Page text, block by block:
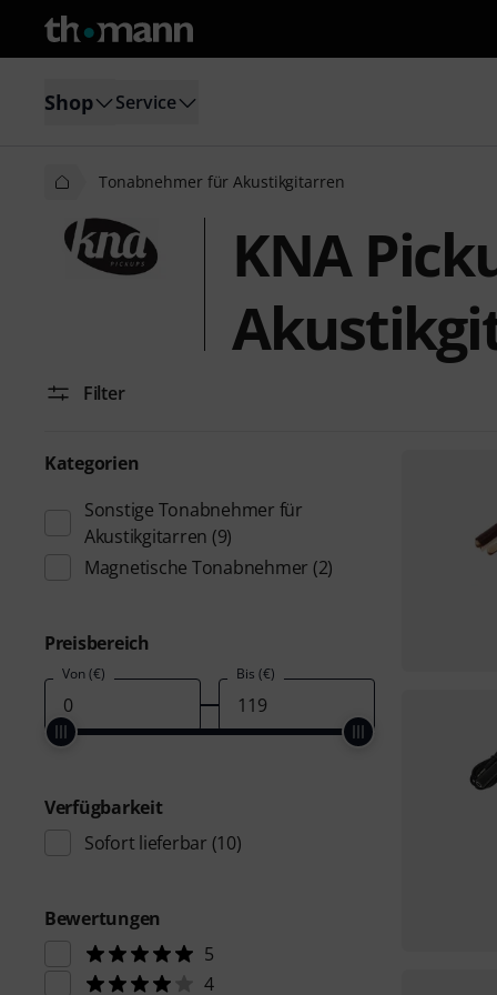
Shop Service
Tonabnehmer für Akustikgitarren
KNA
Filter
Kategorien
Sonstige Tonabnehmer für
Akustikgitarren (9)
Magnetische Tonabnehmer (2)
Preisbereich
Von (€) Bis (€)
Verfügbarkeit
Sofort lieferbar (10)
Bewertungen
5
4